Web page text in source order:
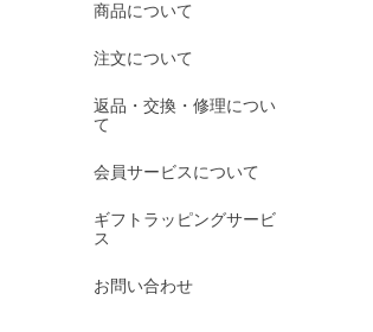
商品について
注文について
返品・交換・修理につい
て
会員サービスについて
ギフトラッピングサービ
ス
お問い合わせ